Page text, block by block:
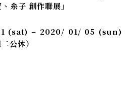
糸子 創作聯展」
(sat) – 2020/ 01/ 05 (sun)
公休）